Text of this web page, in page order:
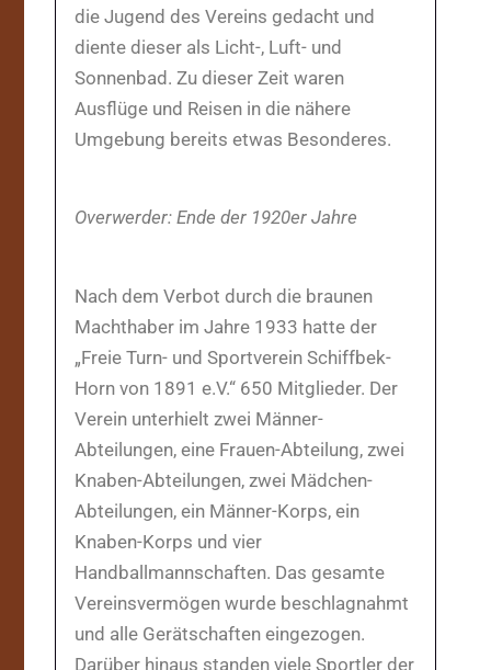
die Jugend des Vereins gedacht und
diente dieser als Licht-, Luft- und
Sonnenbad. Zu dieser Zeit waren
Ausflüge und Reisen in die nähere
Umgebung bereits etwas Besonderes.
Overwerder: Ende der 1920er Jahre
Nach dem Verbot durch die braunen
Machthaber im Jahre 1933 hatte der
„Freie Turn- und Sportverein Schiffbek-
Horn von 1891 e.V.“ 650 Mitglieder. Der
Verein unterhielt zwei Männer-
Abteilungen, eine Frauen-Abteilung, zwei
Knaben-Abteilungen, zwei Mädchen-
Abteilungen, ein Männer-Korps, ein
Knaben-Korps und vier
Handballmannschaften. Das gesamte
Vereinsvermögen wurde beschlagnahmt
und alle Gerätschaften eingezogen.
Darüber hinaus standen viele Sportler der